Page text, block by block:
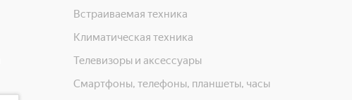
Встраиваемая техника
Климатическая техника
Телевизоры и аксессуары
Смартфоны, телефоны, планшеты, часы